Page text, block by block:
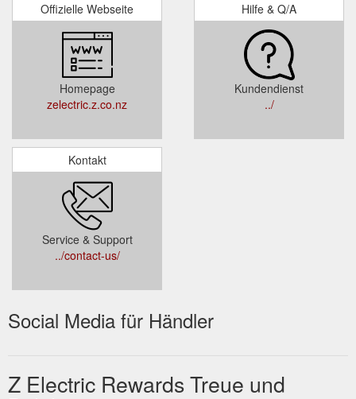
Offizielle Webseite
Homepage
zelectric.z.co.nz
Hilfe & Q/A
Kundendienst
../
Kontakt
Service & Support
../contact-us/
Social Media für Händler
Z Electric Rewards Treue und